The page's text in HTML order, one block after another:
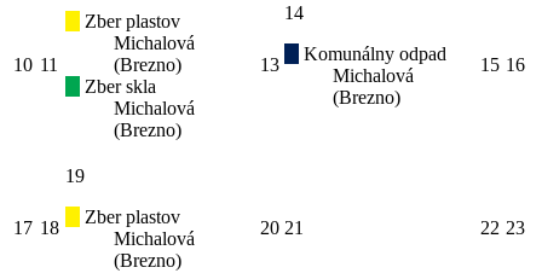
10 11
Zber plastov
Michalová
(Brezno)
Zber skla
Michalová
(Brezno)
13
14
Komunálny odpad
Michalová
(Brezno)
15 16
17 18
19
Zber plastov
Michalová
(Brezno)
20 21 22 23